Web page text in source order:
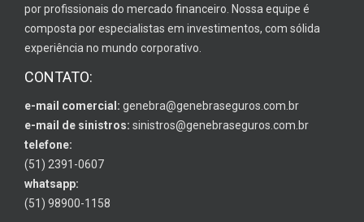
por profissionais do mercado financeiro. Nossa equipe é
composta por especialistas em investimentos, com sólida
experiência no mundo corporativo.
CONTATO:
e-mail comercial: genebra@genebraseguros.com.br
e-mail de sinistros: sinistros@genebraseguros.com.br
telefone:
(51) 2391-0607
whatsapp:
(51) 98900-1158